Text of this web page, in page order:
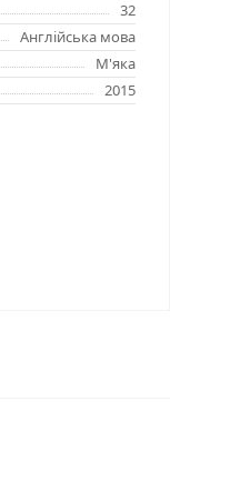
32
Англійська мова
М'яка
2015